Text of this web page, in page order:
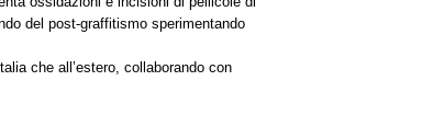
del post-graffitismo sperimentando
che all’estero, collaborando con